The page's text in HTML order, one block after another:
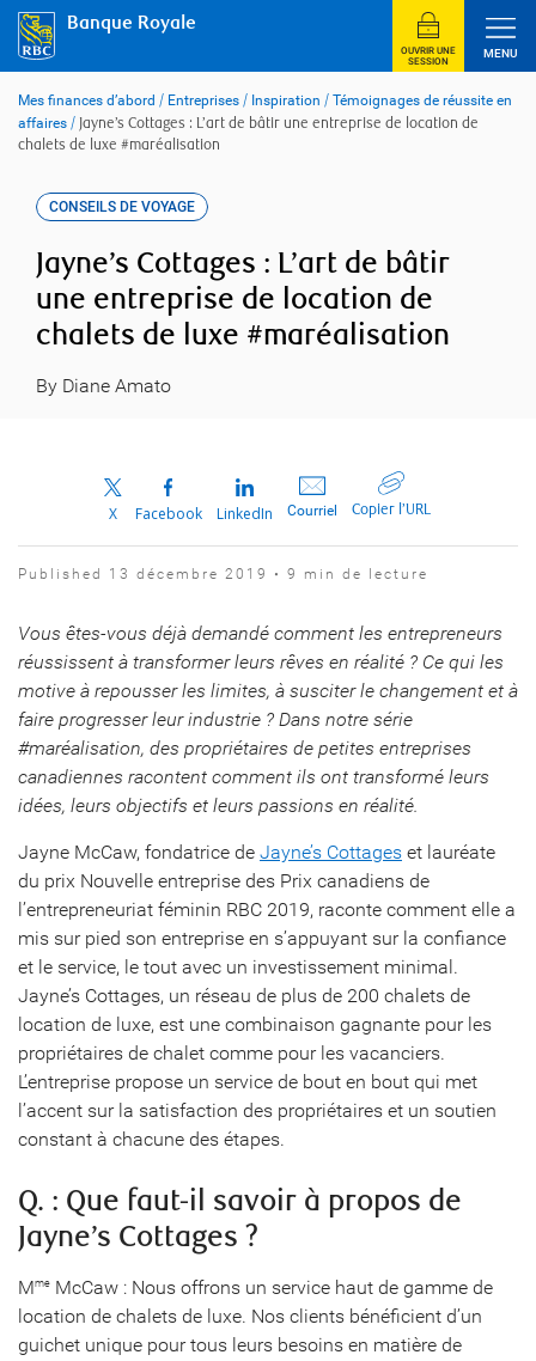
content
Banque Royale
OUVRIR UNE
SESSION
MENU
Mes finances d’abord / Entreprises / Inspiration / Témoignages de réussite en
affaires / Jayne’s Cottages : L’art de bâtir une entreprise de location de
chalets de luxe #maréalisation
CONSEILS DE VOYAGE
Jayne’s Cottages : L’art de bâtir
une entreprise de location de
chalets de luxe #maréalisation
By Diane Amato
X Facebook LinkedIn Courriel Copier l’URL
Published 13 décembre 2019 • 9 min de lecture
Vous êtes-vous déjà demandé comment les entrepreneurs
réussissent à transformer leurs rêves en réalité ? Ce qui les
motive à repousser les limites, à susciter le changement et à
faire progresser leur industrie ? Dans notre série
#maréalisation, des propriétaires de petites entreprises
canadiennes racontent comment ils ont transformé leurs
idées, leurs objectifs et leurs passions en réalité.
Jayne McCaw, fondatrice de Jayne’s Cottages et lauréate
du prix Nouvelle entreprise des Prix canadiens de
l’entrepreneuriat féminin RBC 2019, raconte comment elle a
mis sur pied son entreprise en s’appuyant sur la confiance
et le service, le tout avec un investissement minimal.
Jayne’s Cottages, un réseau de plus de 200 chalets de
location de luxe, est une combinaison gagnante pour les
propriétaires de chalet comme pour les vacanciers.
L’entreprise propose un service de bout en bout qui met
l’accent sur la satisfaction des propriétaires et un soutien
constant à chacune des étapes.
Q. : Que faut-il savoir à propos de
Jayne’s Cottages ?
Mme McCaw : Nous offrons un service haut de gamme de
location de chalets de luxe. Nos clients bénéficient d’un
guichet unique pour tous leurs besoins en matière de